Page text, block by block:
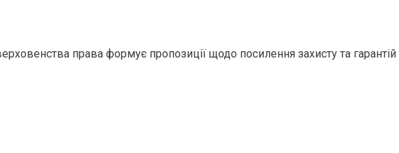
права формує пропозиції щодо посилення захисту та гарантій